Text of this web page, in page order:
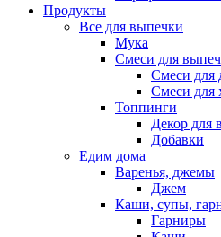
Продукты
Все для выпечки
Мука
Смеси для
Смеси для
Смеси для
Топпинги
Декор для
Добавки
Едим дома
Варенья, джемы
Джем
Каши, супы,
Гарниры